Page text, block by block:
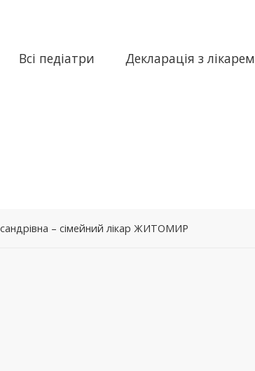
Всі педіатри Декларація з лікарем
– сімейний лікар ЖИТОМИР